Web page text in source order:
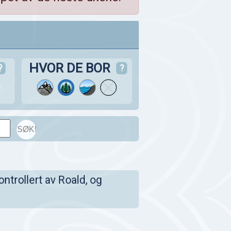
HVOR DE BOR ?
SØK!
av Roald, og